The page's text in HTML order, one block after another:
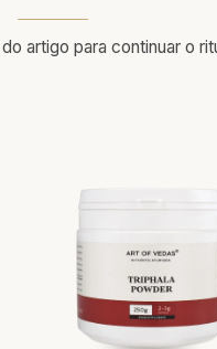
artigo para continuar o